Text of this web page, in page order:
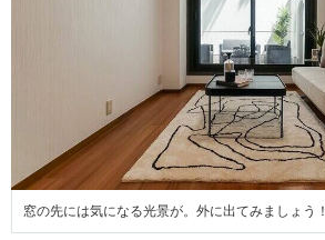
窓の先には気になる光景が。外に出てみましょう！